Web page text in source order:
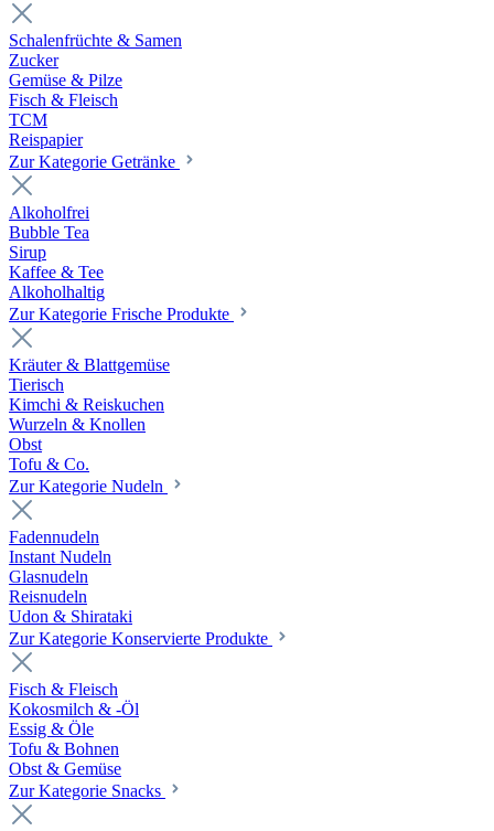
Schalenfrüchte & Samen
Zucker
Gemüse & Pilze
Fisch & Fleisch
TCM
Reispapier
Zur Kategorie Getränke
Alkoholfrei
Bubble Tea
Sirup
Kaffee & Tee
Alkoholhaltig
Zur Kategorie Frische Produkte
Kräuter & Blattgemüse
Tierisch
Kimchi & Reiskuchen
Wurzeln & Knollen
Obst
Tofu & Co.
Zur Kategorie Nudeln
Fadennudeln
Instant Nudeln
Glasnudeln
Reisnudeln
Udon & Shirataki
Zur Kategorie Konservierte Produkte
Fisch & Fleisch
Kokosmilch & -Öl
Essig & Öle
Tofu & Bohnen
Obst & Gemüse
Zur Kategorie Snacks